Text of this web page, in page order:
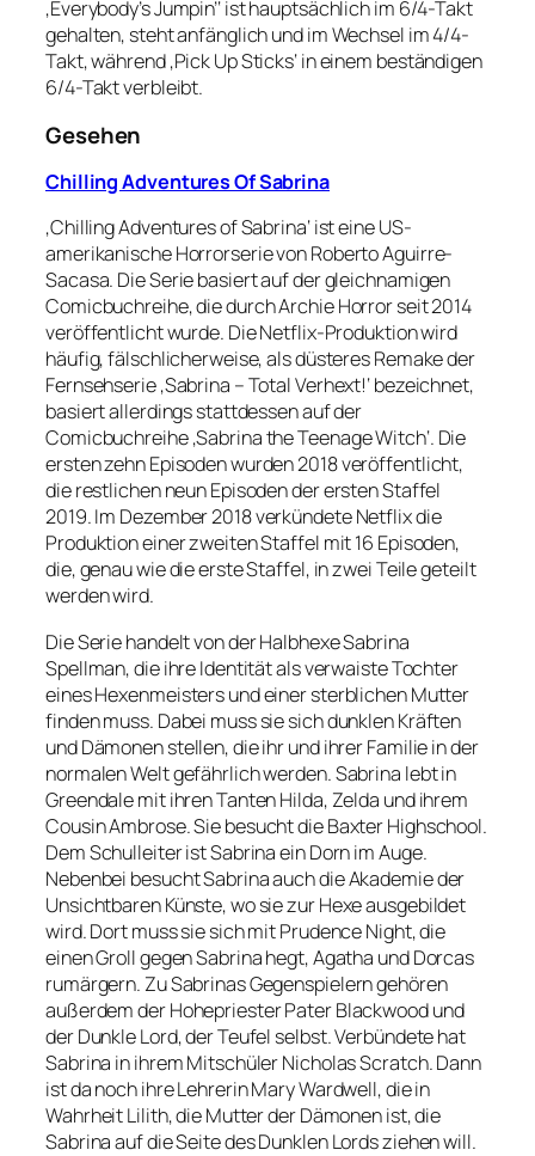
‚Everybody’s Jumpin’‘ ist hauptsächlich im 6/4-Takt
gehalten, steht anfänglich und im Wechsel im 4/4-
Takt, während ‚Pick Up Sticks‘ in einem beständigen
6/4-Takt verbleibt.
Gesehen
Chilling Adventures Of Sabrina
‚Chilling Adventures of Sabrina‘ ist eine US-
amerikanische Horrorserie von Roberto Aguirre-
Sacasa. Die Serie basiert auf der gleichnamigen
Comicbuchreihe, die durch Archie Horror seit 2014
veröffentlicht wurde. Die Netflix-Produktion wird
häufig, fälschlicherweise, als düsteres Remake der
Fernsehserie ‚Sabrina – Total Verhext!‘ bezeichnet,
basiert allerdings stattdessen auf der
Comicbuchreihe ‚Sabrina the Teenage Witch‘. Die
ersten zehn Episoden wurden 2018 veröffentlicht,
die restlichen neun Episoden der ersten Staffel
2019. Im Dezember 2018 verkündete Netflix die
Produktion einer zweiten Staffel mit 16 Episoden,
die, genau wie die erste Staffel, in zwei Teile geteilt
werden wird.
Die Serie handelt von der Halbhexe Sabrina
Spellman, die ihre Identität als verwaiste Tochter
eines Hexenmeisters und einer sterblichen Mutter
finden muss. Dabei muss sie sich dunklen Kräften
und Dämonen stellen, die ihr und ihrer Familie in der
normalen Welt gefährlich werden. Sabrina lebt in
Greendale mit ihren Tanten Hilda, Zelda und ihrem
Cousin Ambrose. Sie besucht die Baxter Highschool.
Dem Schulleiter ist Sabrina ein Dorn im Auge.
Nebenbei besucht Sabrina auch die Akademie der
Unsichtbaren Künste, wo sie zur Hexe ausgebildet
wird. Dort muss sie sich mit Prudence Night, die
einen Groll gegen Sabrina hegt, Agatha und Dorcas
rumärgern. Zu Sabrinas Gegenspielern gehören
außerdem der Hohepriester Pater Blackwood und
der Dunkle Lord, der Teufel selbst. Verbündete hat
Sabrina in ihrem Mitschüler Nicholas Scratch. Dann
ist da noch ihre Lehrerin Mary Wardwell, die in
Wahrheit Lilith, die Mutter der Dämonen ist, die
Sabrina auf die Seite des Dunklen Lords ziehen will.